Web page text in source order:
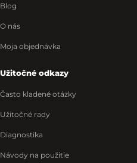
Blog
O nás
Moja objednávka
Užitočné odkazy
Často kladené otázky
Užitočné rady
Diagnostika
Návody na použitie